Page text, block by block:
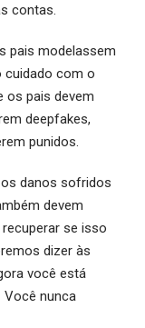
contas.
pais modelassem
cuidado com o
os pais devem
deepfakes,
punidos.
danos sofridos
devem
se isso
dizer às
você está
Você nunca